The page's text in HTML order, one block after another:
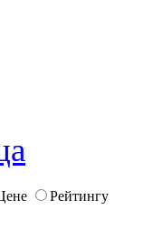
Рейтингу